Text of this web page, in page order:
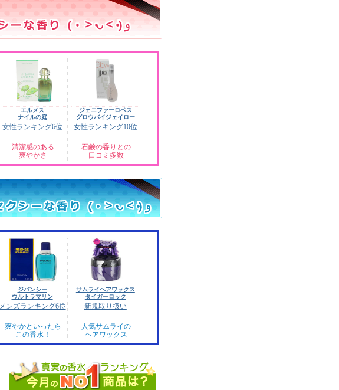
エルメス
ナイルの庭
女性ランキング6位
清潔感のある
爽やかさ
ジェニファーロペス
グロウバイジェイロー
女性ランキング10位
石鹸の香りとの
口コミ多数
ジバンシー
ウルトラマリン
メンズランキング6位
爽やかといったら
この香水！
サムライヘアワックス
タイガーロック
新規取り扱い
人気サムライの
ヘアワックス